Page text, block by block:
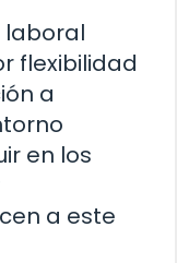
laboral
flexibilidad
a
en los
a este